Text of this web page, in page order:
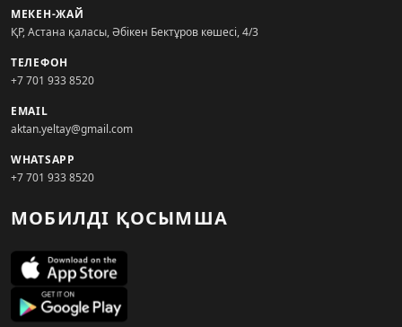
МЕКЕН-ЖАЙ
ҚР, Астана қаласы, Әбікен Бектұров көшесі, 4/3
ТЕЛЕФОН
+7 701 933 8520
EMAIL
aktan.yeltay@gmail.com
WHATSAPP
+7 701 933 8520
МОБИЛДІ ҚОСЫМША